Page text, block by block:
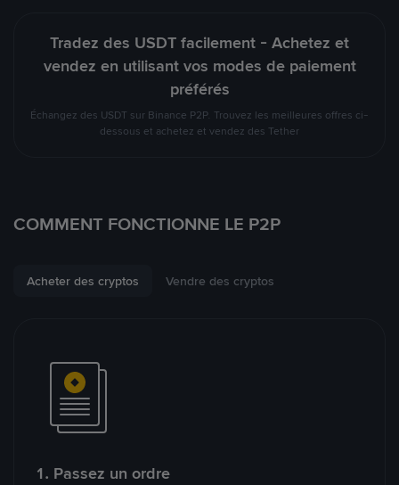
Tradez des USDT facilement - Achetez et
vendez en utilisant vos modes de paiement
préférés
Échangez des USDT sur Binance P2P. Trouvez les meilleures offres ci-
dessous et achetez et vendez des Tether
COMMENT FONCTIONNE LE P2P
Acheter des cryptos Vendre des cryptos
1. Passez un ordre